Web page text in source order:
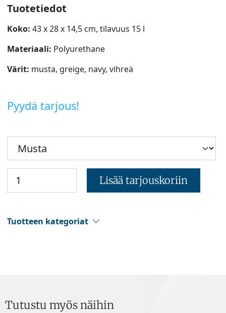
Tuotetiedot
Koko: 43 x 28 x 14,5 cm, tilavuus 15 l
Materiaali: Polyurethane
Värit: musta, greige, navy, vihreä
Pyydä tarjous!
Lisää tarjouskoriin
Tuotteen kategoriat
Tutustu myös näihin